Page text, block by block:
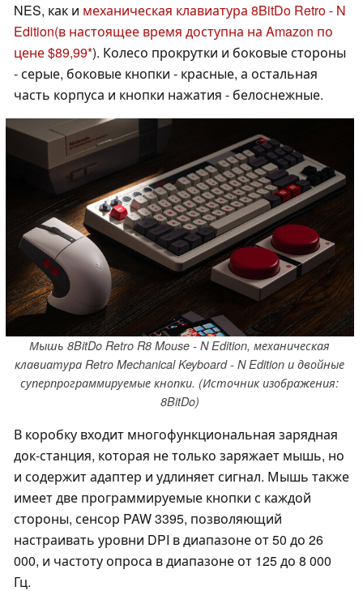
NES, как и механическая клавиатура 8BitDo Retro - N
Edition(в настоящее время доступна на Amazon по
цене $89,99 ). Колесо прокрутки и боковые стороны
- серые, боковые кнопки - красные, а остальная
часть корпуса и кнопки нажатия - белоснежные.
Мышь 8BitDo Retro R8 Mouse - N Edition, механическая
клавиатура Retro Mechanical Keyboard - N Edition и двойные
суперпрограммируемые кнопки. (Источник изображения:
8BitDo)
В коробку входит многофункциональная зарядная
док-станция, которая не только заряжает мышь, но
и содержит адаптер и удлиняет сигнал. Мышь также
имеет две программируемые кнопки с каждой
стороны, сенсор PAW 3395, позволяющий
настраивать уровни DPI в диапазоне от 50 до 26
000, и частоту опроса в диапазоне от 125 до 8 000
Гц.